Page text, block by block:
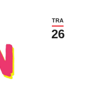
TRA
26